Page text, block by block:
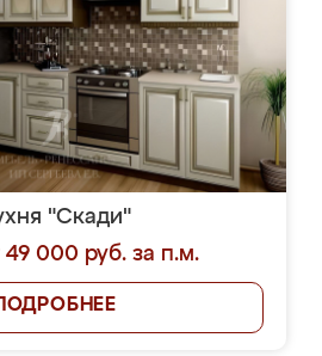
"Скади"
49 000 руб. за п.м.